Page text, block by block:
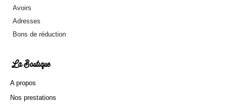
Avoirs
Adresses
Bons de réduction
La Boutique
A propos
Nos prestations